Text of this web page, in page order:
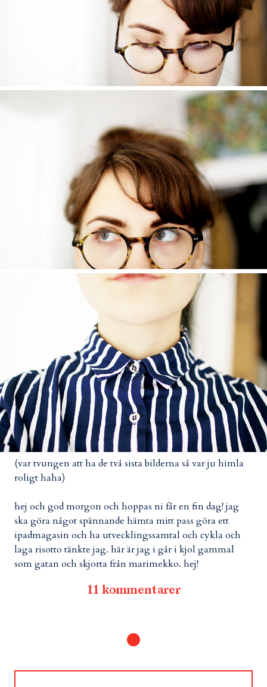
(var tvungen att ha de två sista bilderna så var ju himla
roligt haha)
hej och god morgon och hoppas ni får en fin dag! jag
ska göra något spännande hämta mitt pass göra ett
ipadmagasin och ha utvecklingssamtal och cykla och
laga risotto tänkte jag. här är jag i går i kjol gammal
som gatan och skjorta från marimekko. hej!
11 kommentarer